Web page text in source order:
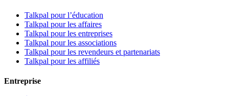
Talkpal pour l’éducation
Talkpal pour les affaires
Talkpal pour les entreprises
Talkpal pour les associations
Talkpal pour les revendeurs et partenariats
Talkpal pour les affiliés
Entreprise